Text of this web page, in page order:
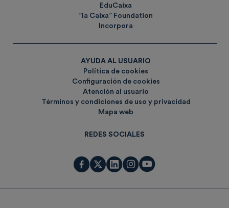
EduCaixa
”la Caixa” Foundation
Incorpora
AYUDA AL USUARIO
Política de cookies
Configuración de cookies
Atención al usuario
Términos y condiciones de uso y privacidad
Mapa web
REDES SOCIALES